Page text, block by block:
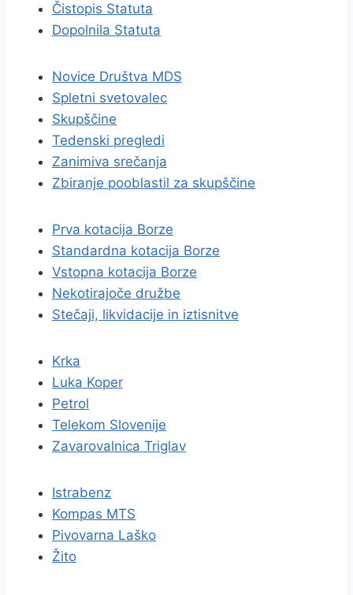
Čistopis Statuta
Dopolnila Statuta
Novice Društva MDS
Spletni svetovalec
Skupščine
Tedenski pregledi
Zanimiva srečanja
Zbiranje pooblastil za skupščine
Prva kotacija Borze
Standardna kotacija Borze
Vstopna kotacija Borze
Nekotirajoče družbe
Stečaji, likvidacije in iztisnitve
Krka
Luka Koper
Petrol
Telekom Slovenije
Zavarovalnica Triglav
Istrabenz
Kompas MTS
Pivovarna Laško
Žito